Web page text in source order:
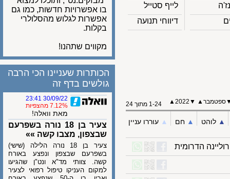
לייף סטייל
דיווחי תנועה
בו אפשרויות חדשות, כמו גם
אפשרות לגלוש מהסלולרי
בקלות.
מקווים שתהנו!
▲
▼
2022
▲ 1-24 מתוך 24
לוהט ▲︎ חם ▲︎ עוררו עניין
הדרומית
הכותרות שעניינו הכי הרבה
גולשים בדף זה
30/09/22 23:41
7.12% מהצפיות
מאת וואלה!
צעיר בן 18 נורה בשפרעם
שבצפון, מצבו קשה »»
צעיר בן 18 נורה הלילה (שישי)
בשפרעם שבצפון ונפצע באורח
קשה. צוותי מד"א ונט"ן שהגיעו
למקום העניקו טיפול רפואי לצעיר